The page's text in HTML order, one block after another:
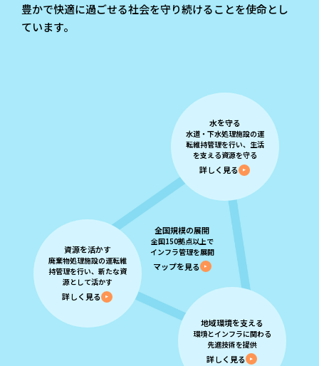
豊かで快適に過ごせる社会を守り続けることを使命と し
ています。
水を守る
水道・下水処理施設の運
転維持管理を行い、生活
を支える資源を守る
詳しく見る
資源を活かす
廃棄物処理施設の運転維
持管理を行い、新たな資
源として活かす
詳しく見る
地域環境を支える
環境とインフラに関わる
先進技術を提供
詳しく見る
全国規模の展開
全国150拠点以上で
インフラ管理を展開
マップを見る